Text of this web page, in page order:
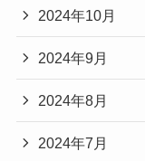
2024年10月
2024年9月
2024年8月
2024年7月